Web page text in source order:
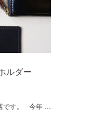
ルダー
です。 今年 …